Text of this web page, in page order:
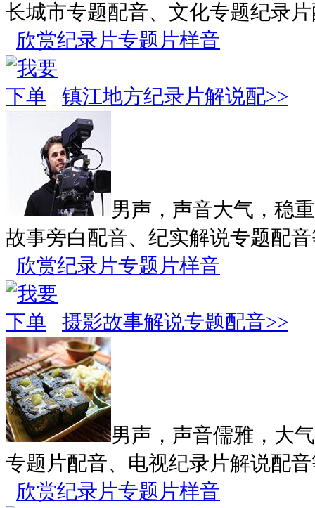
长城市专题配音、文化专题纪录
欣赏纪录片专题片样音
镇江地方纪录片解说配>>
男声，声音大气，稳
故事旁白配音、纪实解说专题配
欣赏纪录片专题片样音
摄影故事解说专题配音>>
男声，声音儒雅，大
专题片配音、电视纪录片解说配
欣赏纪录片专题片样音